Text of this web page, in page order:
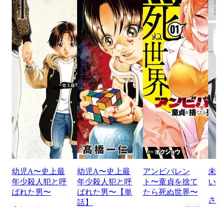
幼児A〜史上最
年少殺人犯と呼
ばれた男〜
幼児A〜史上最
年少殺人犯と呼
ばれた男〜【単
話】
アンビバレン
ト〜童貞を捨て
たら死ぬ世界〜
未
い
さ